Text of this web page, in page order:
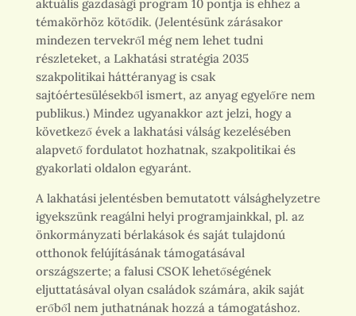
aktuális gazdasági program 10 pontja is ehhez a
témakörhöz kötődik. (Jelentésünk zárásakor
mindezen tervekről még nem lehet tudni
részleteket, a Lakhatási stratégia 2035
szakpolitikai háttéranyag is csak
sajtóértesülésekből ismert, az anyag egyelőre nem
publikus.) Mindez ugyanakkor azt jelzi, hogy a
következő évek a lakhatási válság kezelésében
alapvető fordulatot hozhatnak, szakpolitikai és
gyakorlati oldalon egyaránt.
A lakhatási jelentésben bemutatott válsághelyzetre
igyekszünk reagálni helyi programjainkkal, pl. az
önkormányzati bérlakások és saját tulajdonú
otthonok felújításának támogatásával
országszerte; a falusi CSOK lehetőségének
eljuttatásával olyan családok számára, akik saját
erőből nem juthatnának hozzá a támogatáshoz.